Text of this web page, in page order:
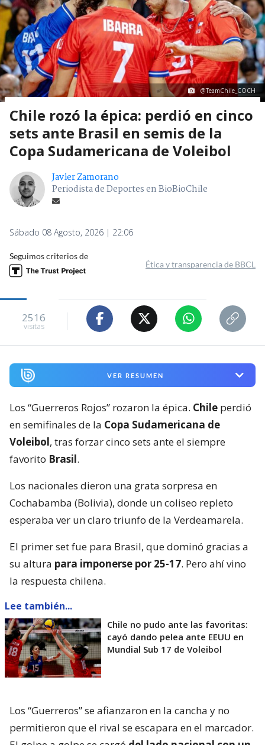
@TeamChile_COCH
Chile rozó la épica: perdió en cinco
sets ante Brasil en semis de la
Copa Sudamericana de Voleibol
Javier Zamorano
Periodista de Deportes en BioBioChile
Sábado 08 Agosto, 2026 | 22:06
Seguimos criterios de
Ética y transparencia de BBCL
2516
visitas
VER RESUMEN
Los “Guerreros Rojos” rozaron la épica. Chile perdió
en semifinales de la Copa Sudamericana de
Voleibol, tras forzar cinco sets ante el siempre
favorito Brasil.
Los nacionales dieron una grata sorpresa en
Cochabamba (Bolivia), donde un coliseo repleto
esperaba ver un claro triunfo de la Verdeamarela.
El primer set fue para Brasil, que dominó gracias a
su altura para imponerse por 25-17. Pero ahí vino
la respuesta chilena.
Lee también...
Chile no pudo ante las favoritas:
cayó dando pelea ante EEUU en
Mundial Sub 17 de Voleibol
Los “Guerreros” se afianzaron en la cancha y no
permitieron que el rival se escapara en el marcador.